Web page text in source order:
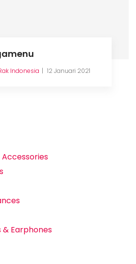
Indonesia 12 Januari 2021
& Earphones